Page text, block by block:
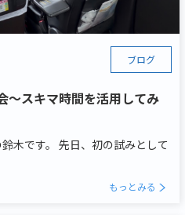
ブログ
スキマ時間を活用してみ
木です。 先日、初の試みとして
もっとみる